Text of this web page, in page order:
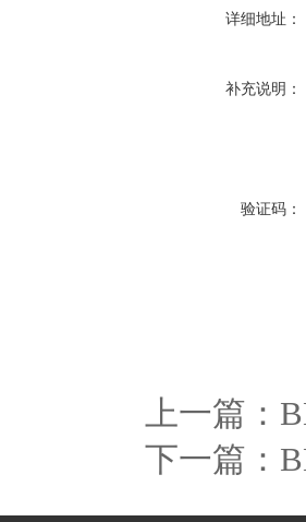
详细地址：
补充说明：
验证码：
上一篇：
下一篇：